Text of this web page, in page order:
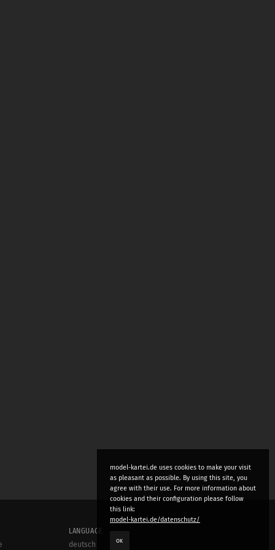
model-kartei.de uses cookies to make your visit
as pleasant as possible. By using this site, you
agree with their use. For more information about
cookies and their configuration please follow
this link:
model-kartei.de/datenschutz/
OK
LANGUAGE
deutsch